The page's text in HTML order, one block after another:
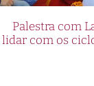
Palestra com
lidar com os